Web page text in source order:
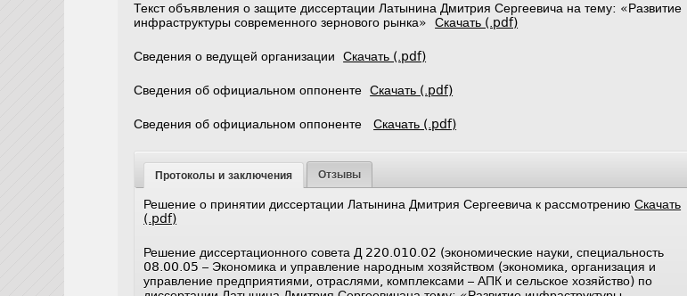
Текст объявления о защите диссертации Латынина Дмитрия Сергеевича на тему: «Развитие
инфраструктуры современного зернового рынка»Скачать (.pdf)
Сведения о ведущей организацииСкачать (.pdf)
Сведения об официальном оппонентеСкачать (.pdf)
Сведения об официальном оппонентеСкачать (.pdf)
Протоколы и заключения Отзывы
Решение о принятии диссертации Латынина Дмитрия Сергеевича к рассмотрениюСкачать
(.pdf)
Решение диссертационного совета Д 220.010.02 (экономические науки, специальность
08.00.05 – Экономика и управление народным хозяйством (экономика, организация и
управление предприятиями, отраслями, комплексами – АПК и сельское хозяйство) по